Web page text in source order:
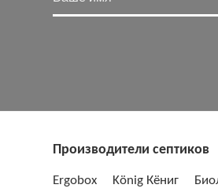
Производители септиков
Ergobox König Кёниг